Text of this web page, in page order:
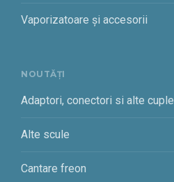
Vaporizatoare și accesorii
NOUTĂȚI
Adaptori, conectori si alte cuple
Alte scule
Cantare freon